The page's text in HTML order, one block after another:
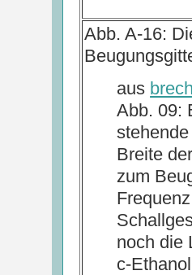
Abb. A-16:
aus
Abb. 09:
Breite
zum
noch die
c-